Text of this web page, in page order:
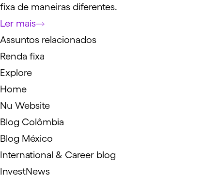
fixa de maneiras diferentes.
Ler mais
Assuntos relacionados
Renda fixa
Explore
Home
Nu Website
Blog Colômbia
Blog México
International & Career blog
InvestNews